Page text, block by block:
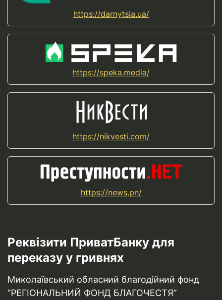
https://darnytsia.ua/
https://speka.media/
https://nikvesti.com/
https://news.pn/
Реквізити ПриватБанку для
переказу у гривнях
Миколаївський обласний благодійний фонд
“РЕГІОНАЛЬНИЙ ФОНД БЛАГОЧЕСТЯ”